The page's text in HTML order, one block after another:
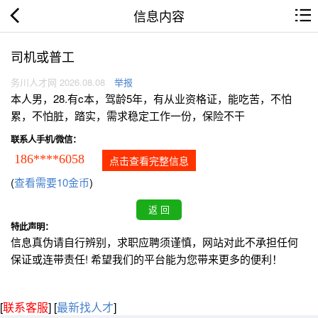
信息内容
司机或普工
务川人才网 2026.08.08 举报
本人男，28.有c本，驾龄5年，有从业资格证，能吃苦，不怕
累，不怕脏，踏实，需求稳定工作一份，保险不干
联系人手机/微信：
186****6058 点击查看完整信息
(查看需要10金币)
特此声明：
信息真伪请自行辨别，求职应聘须谨慎，网站对此不承担任何
保证或连带责任! 希望我们的平台能为您带来更多的便利！
[联系客服] [最新找人才]